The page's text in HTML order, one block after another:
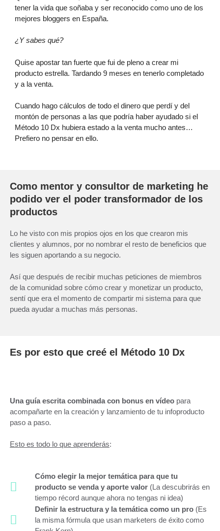
tener la vida que soñaba y ser reconocido como uno de los
mejores bloggers en España.
¿Y sabes qué?
Quise apostar tan fuerte que fui de pleno a crear mi
producto estrella. Tardando 9 meses en tenerlo completado
y a la venta.
Cuando hago cálculos de todo el dinero que perdí y del
montón de personas a las que podría haber ayudado si el
Método 10 Dx hubiera estado a la venta mucho antes…
Prefiero no pensar en ello.
Como mentor y consultor de marketing he
podido ver el poder transformador de los
productos
Lo he visto con mis propios ojos en los que crearon mis
clientes y alumnos, por no nombrar el resto de beneficios que
les siguen aportando a su negocio.
Así que después de recibir muchas peticiones de miembros
de la comunidad sobre cómo crear y monetizar un producto,
sentí que era el momento de compartir mi sistema para que
pueda ayudar a muchas más personas.
Es por esto que creé el Método 10 Dx
Una guía escrita combinada con bonus en vídeo para
acompañarte en la creación y lanzamiento de tu infoproducto
paso a paso.
Esto es todo lo que aprenderás:
Cómo elegir la mejor temática para que tu
producto se venda y aporte valor (La descubrirás en
tiempo récord aunque ahora no tengas ni idea)
Definir la estructura y la temática como un pro (Es
la misma fórmula que usan marketers de éxito como